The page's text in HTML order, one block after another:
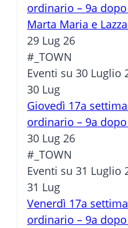
ordinario – 9a
Marta Maria e
29 Lug 26
#_TOWN
Eventi su 30 Luglio
30 Lug
Giovedì 17a
ordinario – 9a
30 Lug 26
#_TOWN
Eventi su 31 Luglio
31 Lug
Venerdì 17a
ordinario – 9a